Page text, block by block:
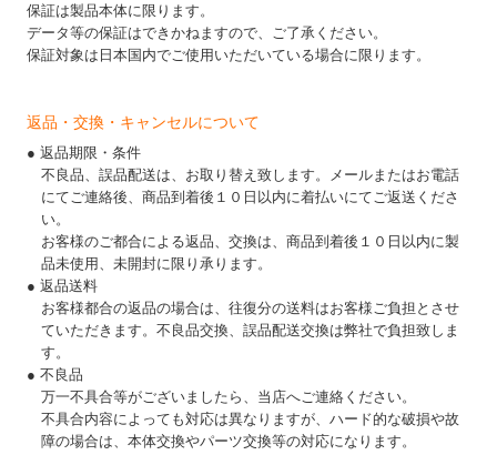
保証は製品本体に限ります。
データ等の保証はできかねますので、ご了承ください。
保証対象は日本国内でご使用いただいている場合に限ります。
返品・交換・キャンセルについて
● 返品期限・条件
不良品、誤品配送は、お取り替え致します。メールまたはお電話
にてご連絡後、商品到着後１０日以内に着払いにてご返送くださ
い。
お客様のご都合による返品、交換は、商品到着後１０日以内に製
品未使用、未開封に限り承ります。
● 返品送料
お客様都合の返品の場合は、往復分の送料はお客様ご負担とさせ
ていただきます。不良品交換、誤品配送交換は弊社で負担致しま
す。
● 不良品
万一不具合等がございましたら、当店へご連絡ください。
不具合内容によっても対応は異なりますが、ハード的な破損や故
障の場合は、本体交換やパーツ交換等の対応になります。